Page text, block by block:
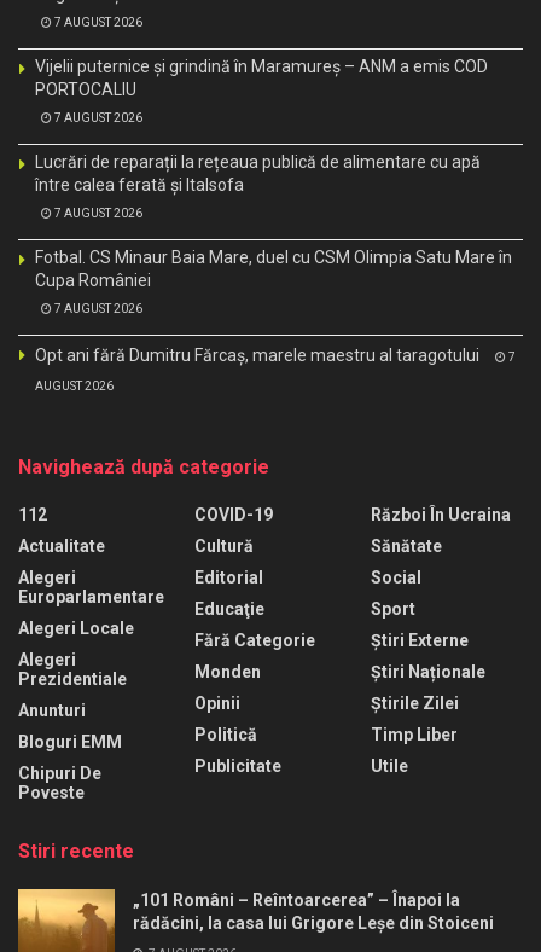
7 AUGUST 2026
Vijelii puternice și grindină în Maramureș – ANM a emis COD
PORTOCALIU
7 AUGUST 2026
Lucrări de reparații la rețeaua publică de alimentare cu apă
între calea ferată și Italsofa
7 AUGUST 2026
Fotbal. CS Minaur Baia Mare, duel cu CSM Olimpia Satu Mare în
Cupa României
7 AUGUST 2026
Opt ani fără Dumitru Fărcaș, marele maestru al taragotului 7
AUGUST 2026
Navighează după categorie
112
Actualitate
Alegeri
Europarlamentare
Alegeri Locale
Alegeri
Prezidentiale
Anunturi
Bloguri EMM
Chipuri De
Poveste
COVID-19
Cultură
Editorial
Educaţie
Fără Categorie
Monden
Opinii
Politică
Publicitate
Război În Ucraina
Sănătate
Social
Sport
Știri Externe
Știri Naționale
Știrile Zilei
Timp Liber
Utile
Stiri recente
„101 Români – Reîntoarcerea” – Înapoi la
rădăcini, la casa lui Grigore Leșe din Stoiceni